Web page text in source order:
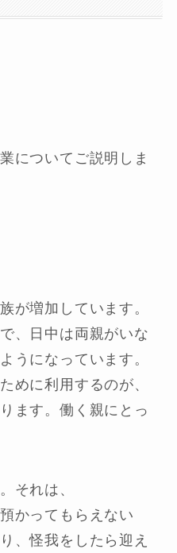
についてご説明しま
が増加しています。
、日中は両親がいな
うになっています。
めに利用するのが、
ます。働く親にとっ
それは、
かってもらえない
、怪我をしたら迎え